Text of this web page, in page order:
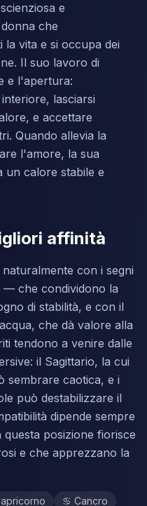
e
che
la vita e si occupa dei
Il suo lavoro di
e l'apertura:
lasciarsi
e accettare
Quando allevia la
l'amore, la sua
un calore stabile e
affinità
con i segni
che condividono la
di stabilità, e con il
che dà valore alla
tendono a venire dalle
il Sagittario, la cui
sembrare caotica, e i
può destabilizzare il
dipende sempre
posizione fiorisce
e che apprezzano la
♋ Cancro